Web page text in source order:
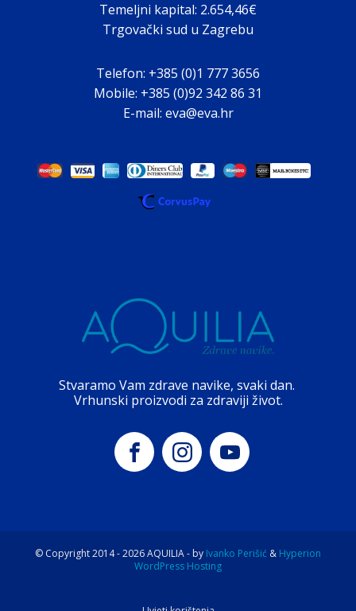
Temeljni kapital: 2.654,46€
Trgovački sud u Zagrebu
Telefon: +385 (0)1 777 3656
Mobile: +385 (0)92 342 86 31
E-mail: eva@eva.hr
Stvaramo Vam zdrave navike, svaki dan.
Vrhunski proizvodi za zdraviji život.
© Copyright 2014 -2026AQUILIA - by Ivanko Perišić & Hyperion
WordPress Hosting